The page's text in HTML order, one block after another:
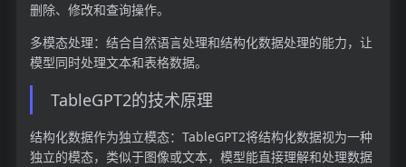
删除、修改和查询操作。
多模态处理：结合自然语言处理和结构化数据处理的能力，让
模型同时处理文本和表格数据。
TableGPT2的技术原理
结构化数据作为独立模态：TableGPT2将结构化数据视为一种
独立的模态，类似于图像或文本，模型能直接理解和处理数据